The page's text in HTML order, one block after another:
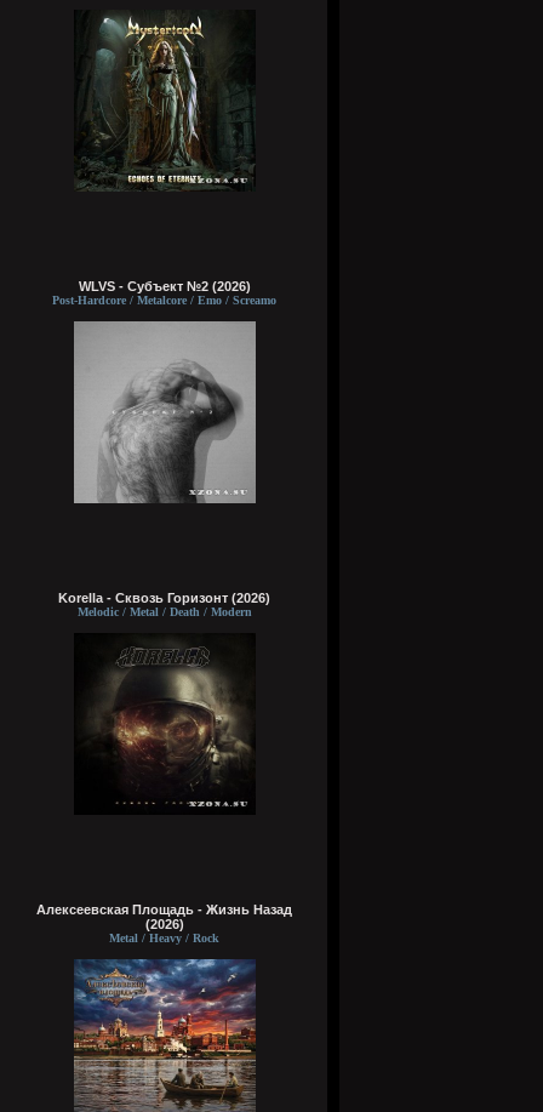
WLVS - Субъект №2 (2026)
Post-Hardcore / Metalcore / Emo / Screamo
Korella - Сквозь Горизонт (2026)
Melodic / Metal / Death / Modern
Алексеевская Площадь - Жизнь Назад
(2026)
Metal / Heavy / Rock